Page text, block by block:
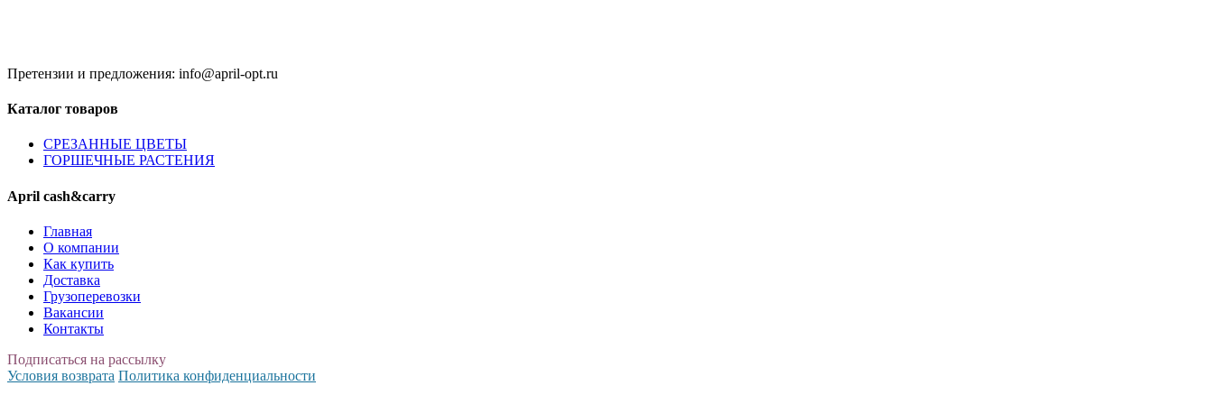
Претензии и предложения: info@april-opt.ru
Каталог товаров
CPЕЗАННЫЕ ЦВЕТЫ
ГОРШЕЧНЫЕ РАСТЕНИЯ
April cash&carry
Главная
О компании
Как купить
Доставка
Грузоперевозки
Вакансии
Контакты
Подписаться на рассылку
Условия возврата Политика конфиденциальности